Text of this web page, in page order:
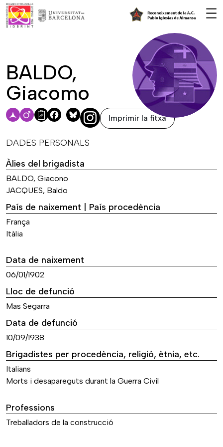
☰
BALDO,
Giacomo
Facebook
Bluesky Imprimir la fitxa
DADES PERSONALS
Àlies del brigadista
BALDO, Giacono
JACQUES, Baldo
País de naixement | País procedència
França
Itàlia
Data de naixement
06/01/1902
Lloc de defunció
Mas Segarra
Data de defunció
10/09/1938
Brigadistes per procedència, religió, ètnia, etc.
Italians
Morts i desapareguts durant la Guerra Civil
Professions
Treballadors de la construcció